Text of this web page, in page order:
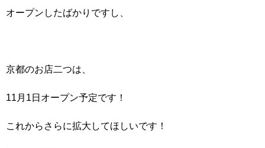
オープンしたばかりですし、
京都のお店二つは、
11月1日オープン予定です！
これからさらに拡大してほしいです！